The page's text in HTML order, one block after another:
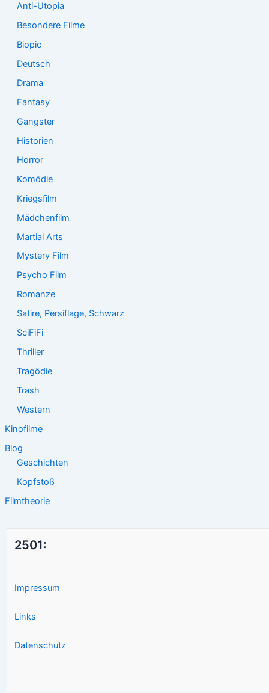
Anti-Utopia
Besondere Filme
Biopic
Deutsch
Drama
Fantasy
Gangster
Historien
Horror
Komödie
Kriegsfilm
Mädchenfilm
Martial Arts
Mystery Film
Psycho Film
Romanze
Satire, Persiflage, Schwarz
SciFiFi
Thriller
Tragödie
Trash
Western
Kinofilme
Blog
Geschichten
Kopfstoß
Filmtheorie
2501:
Impressum
Links
Datenschutz